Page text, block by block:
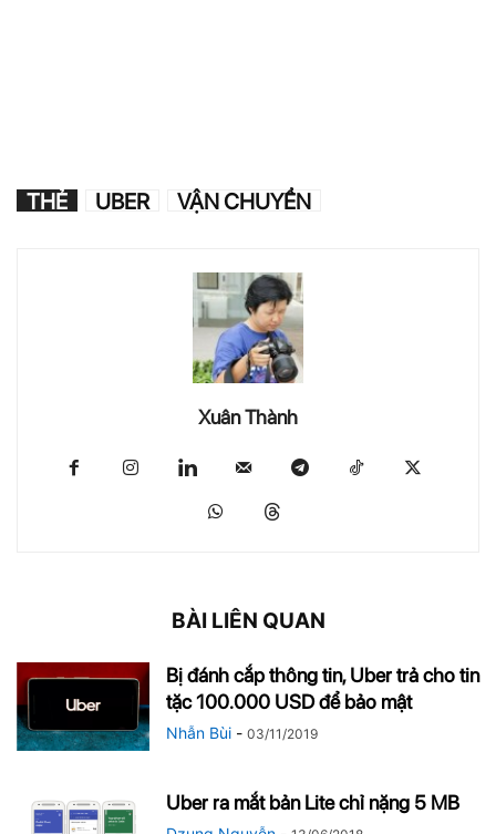
THẺ UBER VẬN CHUYỂN
Xuân Thành
BÀI LIÊN QUAN
Bị đánh cắp thông tin, Uber trả cho tin
tặc 100.000 USD để bảo mật
Nhẫn Bùi - 03/11/2019
Uber ra mắt bản Lite chỉ nặng 5 MB